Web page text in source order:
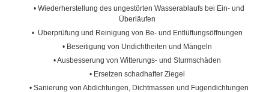
• Wiederherstellung des ungestörten Wasserablaufs bei Ein- und
Überläufen
• Überprüfung und Reinigung von Be- und Entlüftungsöffnungen
• Beseitigung von Undichtheiten und Mängeln
•Ausbesserung von Witterungs- und Sturmschäden
• Ersetzen schadhafter Ziegel
• Sanierung von Abdichtungen, Dichtmassen und Fugendichtungen